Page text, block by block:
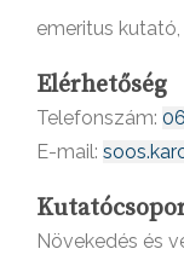
emeritus
Elérhetőség
Telefonszám:
E-mail:
Növekedés és